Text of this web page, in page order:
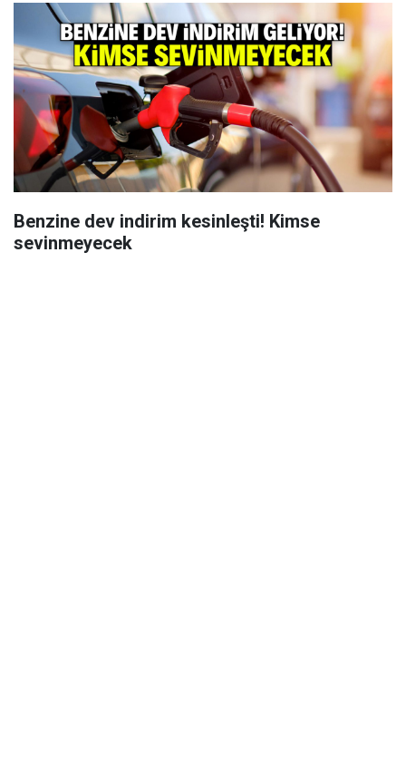
Benzine dev indirim kesinleşti! Kimse
sevinmeyecek